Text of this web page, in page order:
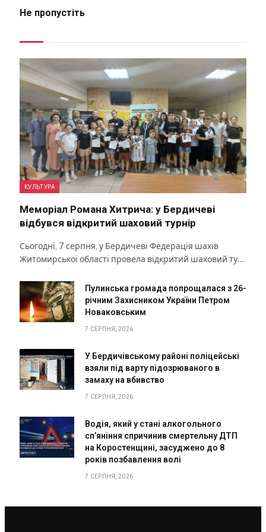
Не пропустіть
КУЛЬТУРА
Меморіал Романа Хитрича: у Бердичеві
відбувся відкритий шаховий турнір
Сьогодні, 7 серпня, у Бердичеві Федерація шахів
Житомирської області провела відкритий шаховий ту…
Пулинська громада попрощалася з 26-
річним Захисником України Петром
Новаковським
7 СЕРПНЯ, 2026
У Бердичівському районі поліцейські
взяли під варту підозрюваного в
замаху на вбивство
7 СЕРПНЯ, 2026
Водія, який у стані алкогольного
сп’яніння спричинив смертельну ДТП
на Коростенщині, засуджено до 8
років позбавлення волі
7 СЕРПНЯ, 2026